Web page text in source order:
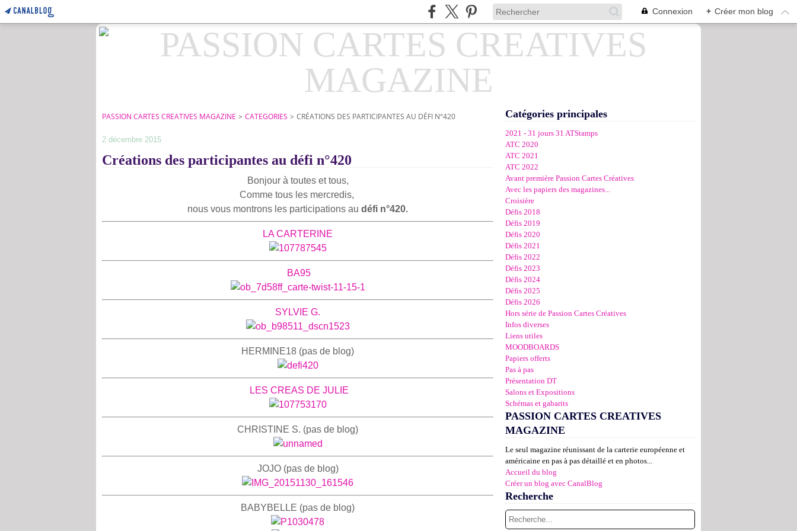
Connexion + Créer mon blog
PASSION CARTES CREATIVES MAGAZINE > CATEGORIES > CRÉATIONS DES PARTICIPANTES AU DÉFI N°420
2 décembre 2015
Créations des participantes au défi n°420
Bonjour à toutes et tous,
Comme tous les mercredis,
nous vous montrons les participations au défi n°420.
LA CARTERINE
BA95
SYLVIE G.
HERMINE18 (pas de blog)
LES CREAS DE JULIE
CHRISTINE S. (pas de blog)
JOJO (pas de blog)
BABYBELLE (pas de blog)
Catégories principales
2021 - 31 jours 31 ATStamps
ATC 2020
ATC 2021
ATC 2022
Avant première Passion Cartes Créatives
Avec les papiers des magazines...
Croisière
Défis 2018
Défis 2019
Défis 2020
Défis 2021
Défis 2022
Défis 2023
Défis 2024
Défis 2025
Défis 2026
Hors série de Passion Cartes Créatives
Infos diverses
Liens utiles
MOODBOARDS
Papiers offerts
Pas à pas
Présentation DT
Salons et Expositions
Schémas et gabarits
PASSION CARTES CREATIVES
MAGAZINE
Le seul magazine réunissant de la carterie européenne et
américaine en pas à pas détaillé et en photos...
Accueil du blog
Créer un blog avec CanalBlog
Recherche